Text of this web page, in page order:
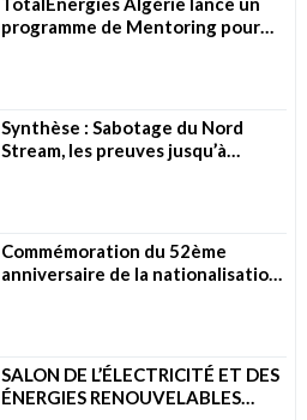
programme de Mentoring pour
Synthèse : Sabotage du Nord
Stream, les preuves jusqu’à
Commémoration du 52ème
anniversaire de la nationalisation
SALON DE L’ÉLECTRICITÉ ET DES
ÉNERGIES RENOUVELABLES